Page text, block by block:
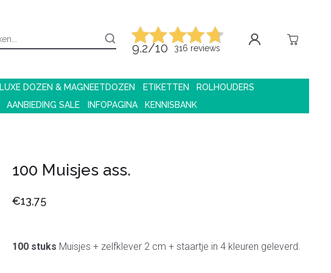
9.2/10 316 reviews
LUXE DOZEN & MAGNEETDOZEN ETIKETTEN
ROLHOUDERS
AANBIEDING SALE INFOPAGINA KENNISBANK
100 Muisjes ass.
€13,75
100 stuks Muisjes + zelfklever 2 cm + staartje in 4 kleuren geleverd.